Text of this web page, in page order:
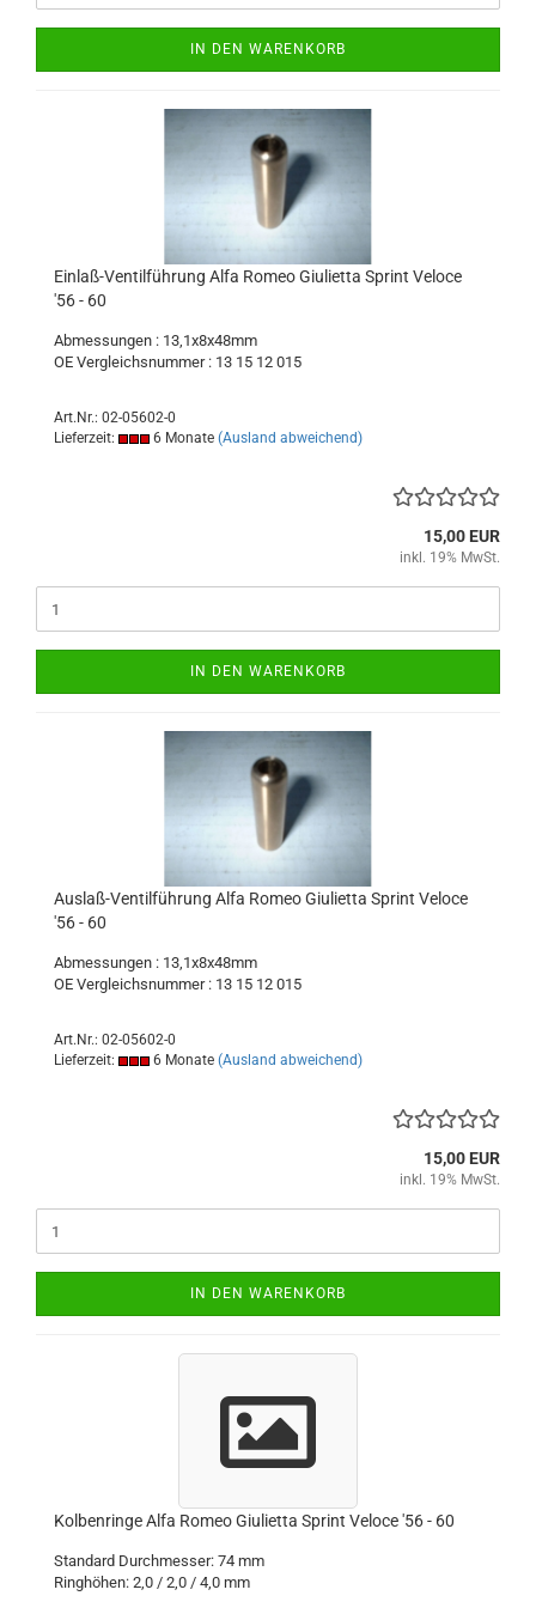
IN DEN WARENKORB
Einlaß-Ventilführung Alfa Romeo Giulietta Sprint Veloce
'56 - 60
Abmessungen : 13,1x8x48mm
OE Vergleichsnummer : 13 15 12 015
Art.Nr.: 02-05602-0
Lieferzeit:
6 Monate (Ausland abweichend)
15,00 EUR
inkl. 19% MwSt.
IN DEN WARENKORB
Auslaß-Ventilführung Alfa Romeo Giulietta Sprint Veloce
'56 - 60
Abmessungen : 13,1x8x48mm
OE Vergleichsnummer : 13 15 12 015
Art.Nr.: 02-05602-0
Lieferzeit:
6 Monate (Ausland abweichend)
15,00 EUR
inkl. 19% MwSt.
IN DEN WARENKORB
Kolbenringe Alfa Romeo Giulietta Sprint Veloce '56 - 60
Standard Durchmesser: 74 mm
Ringhöhen: 2,0 / 2,0 / 4,0 mm